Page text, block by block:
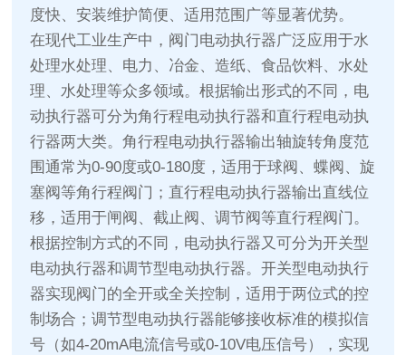
度快、安装维护简便、适用范围广等显著优势。
在现代工业生产中，阀门电动执行器广泛应用于水
处理水处理、电力、冶金、造纸、食品饮料、水处
理、水处理等众多领域。根据输出形式的不同，电
动执行器可分为角行程电动执行器和直行程电动执
行器两大类。角行程电动执行器输出轴旋转角度范
围通常为0-90度或0-180度，适用于球阀、蝶阀、旋
塞阀等角行程阀门；直行程电动执行器输出直线位
移，适用于闸阀、截止阀、调节阀等直行程阀门。
根据控制方式的不同，电动执行器又可分为开关型
电动执行器和调节型电动执行器。开关型电动执行
器实现阀门的全开或全关控制，适用于两位式的控
制场合；调节型电动执行器能够接收标准的模拟信
号（如4-20mA电流信号或0-10V电压信号），实现